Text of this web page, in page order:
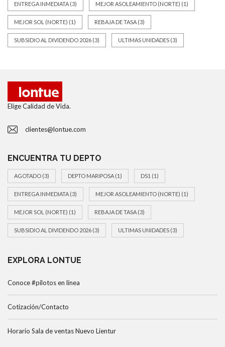
ENTREGA INMEDIATA (3) MEJOR ASOLEAMIENTO (NORTE) (1)
MEJOR SOL (NORTE) (1) REBAJA DE TASA (3)
SUBSIDIO AL DIVIDENDO 2026 (3) ULTIMAS UNIDADES (3)
Elige Calidad de Vida.
clientes@lontue.com
ENCUENTRA TU DEPTO
AGOTADO (3) DEPTO MARIPOSA (1) DS1 (1)
ENTREGA INMEDIATA (3) MEJOR ASOLEAMIENTO (NORTE) (1)
MEJOR SOL (NORTE) (1) REBAJA DE TASA (3)
SUBSIDIO AL DIVIDENDO 2026 (3) ULTIMAS UNIDADES (3)
EXPLORA LONTUE
Conoce #pilotos en línea
Cotización/Contacto
Horario Sala de ventas Nuevo Lientur